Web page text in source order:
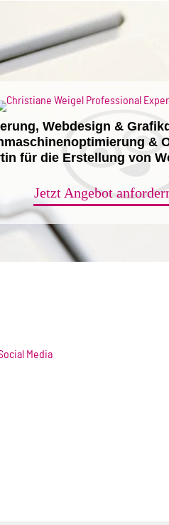
Webdesign &
&
für die Erstellung von
Jetzt Angebot